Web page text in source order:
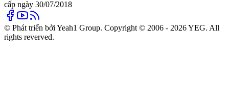
cấp ngày 30/07/2018
© Phát triển bởi Yeah1 Group. Copyright © 2006 - 2026 YEG. All
rights reverved.